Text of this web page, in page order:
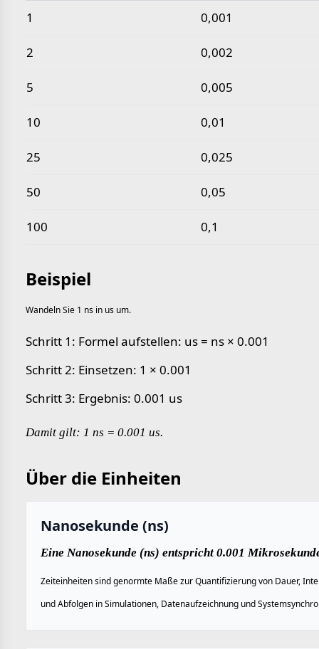
Häufige nanosekunde-zu-mikrosekunde-Werte
1 0,001
2 0,002
5 0,005
10 0,01
25 0,025
50 0,05
100 0,1
Beispiel
Wandeln Sie 1 ns in us um.
Schritt 1: Formel aufstellen: us = ns × 0.001
Schritt 2: Einsetzen: 1 × 0.001
Schritt 3: Ergebnis: 0.001 us
Damit gilt: 1 ns = 0.001 us.
Über die Einheiten
Nanosekunde (ns)
Eine Nanosekunde (ns) entspricht 0.001
Zeiteinheiten sind genormte Maße zur Quantifizierung von Dauer,
und Abfolgen in Simulationen, Datenaufzeichnung und